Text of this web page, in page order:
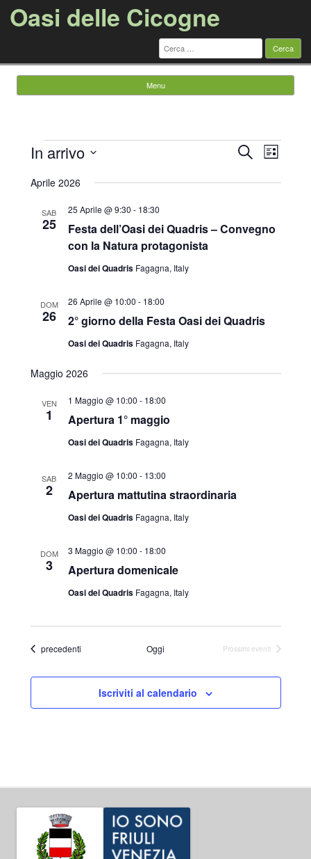
Oasi delle Cicogne
Ricerca
per:
Menu
Eventi Eventi
Ricerca
Navigazione
Cerca Evento
Viste
Lista
In arrivo
la
data.
Aprile 2026
SAB
25
Festa dell’Oasi dei Quadris – Convegno
con la Natura protagonista
25 Aprile @ 9:30 - 18:30
Oasi dei Quadris Fagagna, Italy
DOM
26 2° giorno della Festa Oasi dei Quadris
26 Aprile @ 10:00 - 18:00
Oasi dei Quadris Fagagna, Italy
Maggio 2026
VEN
1 Apertura 1° maggio
1 Maggio @ 10:00 - 18:00
Oasi dei Quadris Fagagna, Italy
SAB
2 Apertura mattutina straordinaria
2 Maggio @ 10:00 - 13:00
Oasi dei Quadris Fagagna, Italy
DOM
3 Apertura domenicale
3 Maggio @ 10:00 - 18:00
Oasi dei Quadris Fagagna, Italy
Eventi
precedenti Oggi Prossimi eventi
Iscriviti al calendario